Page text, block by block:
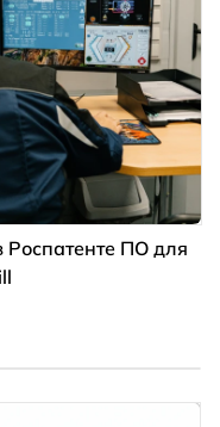
Роспатенте ПО для